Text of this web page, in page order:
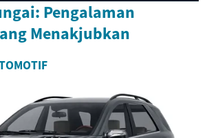
Pengalaman
Menakjubkan